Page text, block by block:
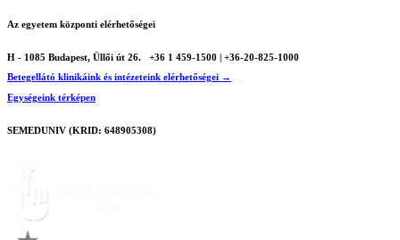
Az egyetem központi elérhetőségei
H - 1085 Budapest, Üllői út 26.
+36 1 459-1500 | +36-20-825-1000
Betegellátó klinikáink és intézeteink elérhetőségei →
Egységeink térképen
SEMEDUNIV (KRID: 648905308)